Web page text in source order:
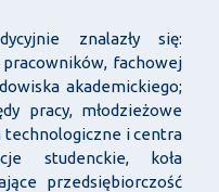
znalazły się:
fachowej
akademickiego;
pracy, młodzieżowe
technologiczne i centra
studenckie, koła
przedsiębiorczość